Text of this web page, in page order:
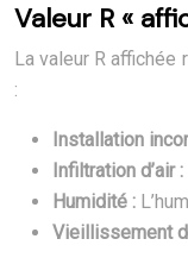
Valeur R «
La valeur R
:
Installation
Infiltration d’air :
Humidité :
Vieillissement